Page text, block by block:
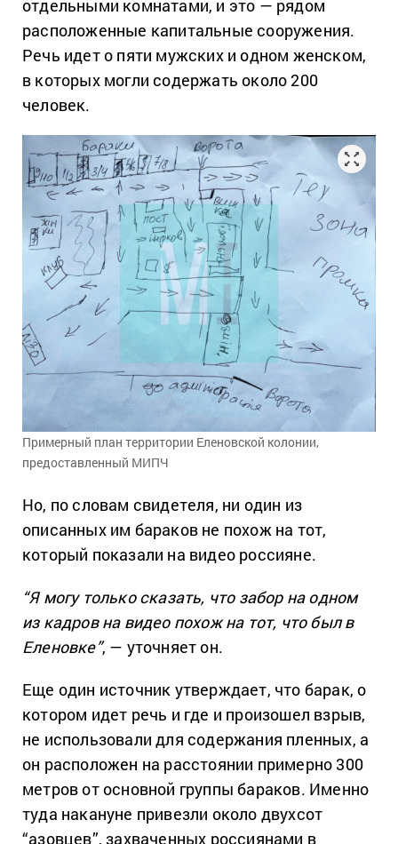
отдельными комнатами, и это — рядом
расположенные капитальные сооружения.
Речь идет о пяти мужских и одном женском,
в которых могли содержать около 200
человек.
Примерный план территории Еленовской колонии,
предоставленный МИПЧ
Но, по словам свидетеля, ни один из
описанных им бараков не похож на тот,
который показали на видео россияне.
“Я могу только сказать, что забор на одном
из кадров на видео похож на тот, что был в
Еленовке”, — уточняет он.
Еще один источник утверждает, что барак, о
котором идет речь и где и произошел взрыв,
не использовали для содержания пленных, а
он расположен на расстоянии примерно 300
метров от основной группы бараков. Именно
туда накануне привезли около двухсот
“азовцев”, захваченных россиянами в